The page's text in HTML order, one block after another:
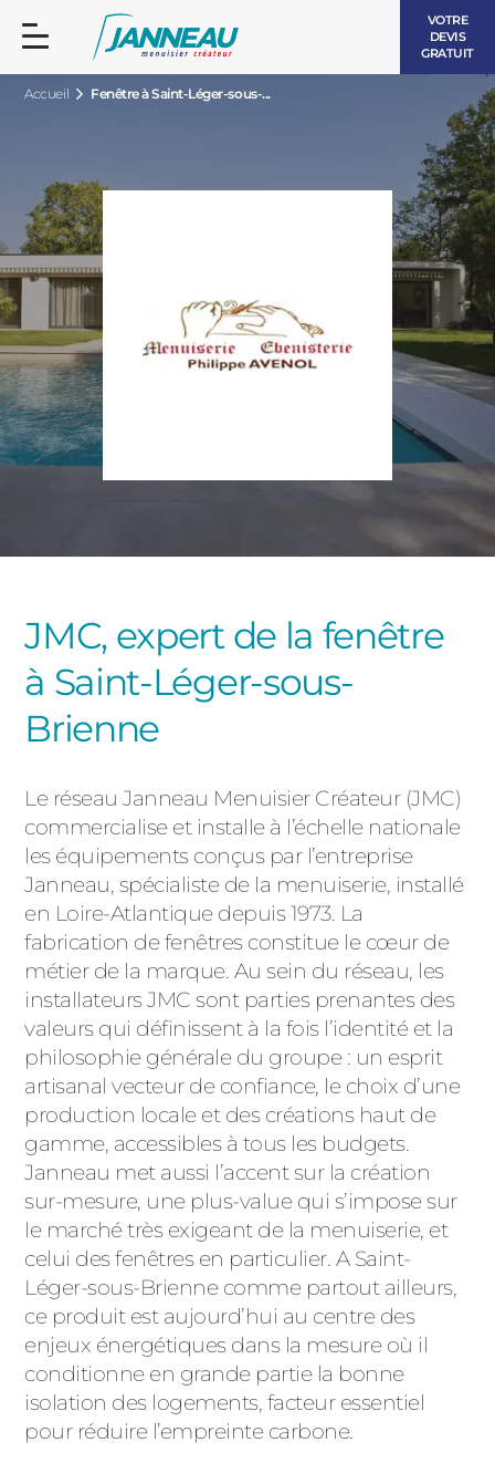
VOTRE
DEVIS
GRATUIT
Accueil Fenêtre à Saint-Léger-sous-...
JMC, expert de la fenêtre
à Saint-Léger-sous-
Brienne
Le réseau Janneau Menuisier Créateur (JMC)
commercialise et installe à l’échelle nationale
les équipements conçus par l’entreprise
Janneau, spécialiste de la menuiserie, installé
en Loire-Atlantique depuis 1973. La
fabrication de fenêtres constitue le cœur de
métier de la marque. Au sein du réseau, les
installateurs JMC sont parties prenantes des
valeurs qui définissent à la fois l’identité et la
philosophie générale du groupe : un esprit
artisanal vecteur de confiance, le choix d’une
production locale et des créations haut de
gamme, accessibles à tous les budgets.
Janneau met aussi l’accent sur la création
sur-mesure, une plus-value qui s’impose sur
le marché très exigeant de la menuiserie, et
celui des fenêtres en particulier. A Saint-
Léger-sous-Brienne comme partout ailleurs,
ce produit est aujourd’hui au centre des
enjeux énergétiques dans la mesure où il
conditionne en grande partie la bonne
isolation des logements, facteur essentiel
pour réduire l’empreinte carbone.
FENÊTRES ET PORTES-FENÊTRES
ALUMINIUM
ACIER
BAIES VITRÉES
PORTES D’ENTRÉELES INTEMPORELLES
VOLETS ROULANTS
PERGOLAS
CLÔTURES